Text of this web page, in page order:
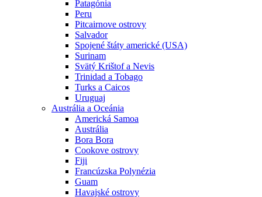
Patagónia
Peru
Pitcairnove ostrovy
Salvador
Spojené štáty americké (USA)
Surinam
Svätý Krištof a Nevis
Trinidad a Tobago
Turks a Caicos
Uruguaj
Austrália a Oceánia
Americká Samoa
Austrália
Bora Bora
Cookove ostrovy
Fiji
Francúzska Polynézia
Guam
Havajské ostrovy